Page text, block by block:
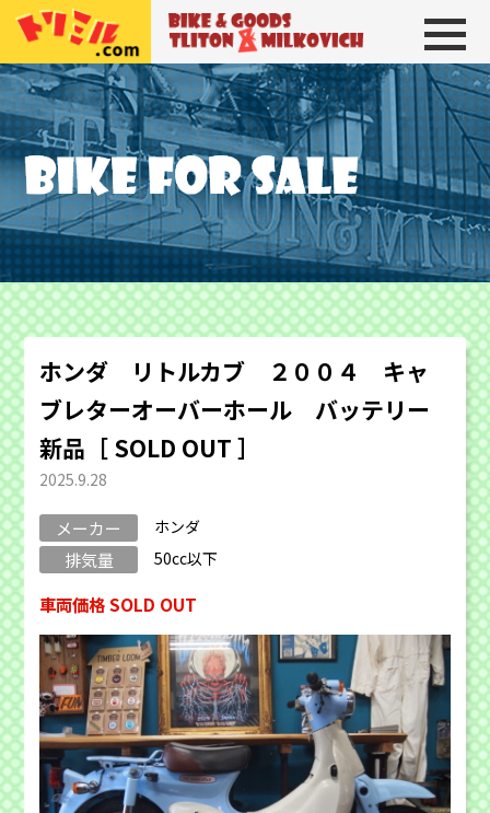
トリトン＆ミルコビッチ BIKE＆
ホンダ リトルカブ ２００４ キャ
ブレターオーバーホール バッテリー
新品［ SOLD OUT ］
2025.9.28
メーカー ホンダ
排気量 50cc以下
車両価格 SOLD OUT